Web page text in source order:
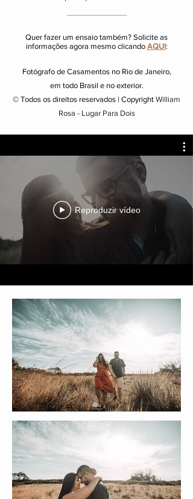
Quer fazer um ensaio também? Solicite as
informações agora mesmo clicando AQUI:
Fotógrafo de Casamentos no Rio de Janeiro,
em todo Brasil e no exterior.
© Todos os direitos reservados | Copyright William
Rosa - Lugar Para Dois
Reproduzir vídeo